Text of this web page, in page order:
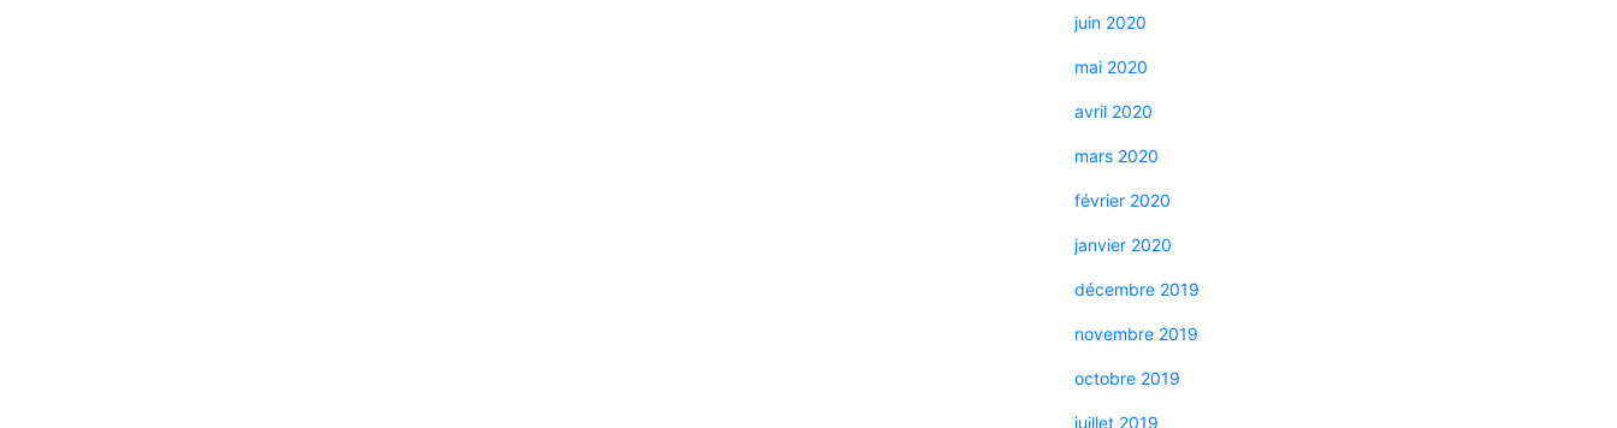
juin 2020
mai 2020
avril 2020
mars 2020
février 2020
janvier 2020
décembre 2019
novembre 2019
octobre 2019
juillet 2019